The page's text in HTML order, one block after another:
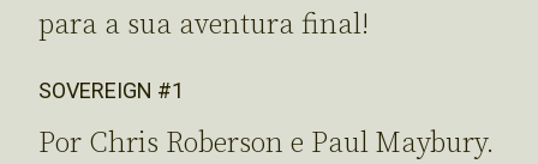
para a sua aventura final!
SOVEREIGN #1
Por Chris Roberson e Paul Maybury.